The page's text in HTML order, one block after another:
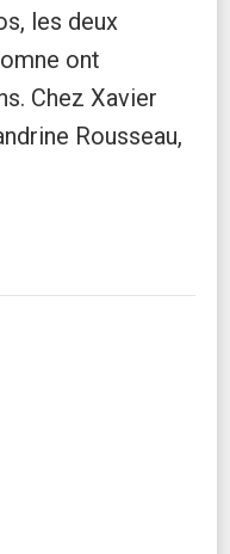
les deux
ont
Chez Xavier
Rousseau,